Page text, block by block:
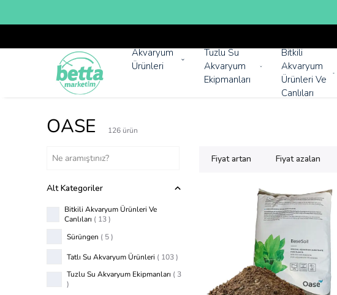
Akvaryum
Ürünleri
Tuzlu Su
Akvaryum
Ekipmanları
Bitkili
Akvaryum
Ürünleri Ve
Canlıları
OASE 126 ürün
Fiyat artan Fiyat azalan
Alt Kategoriler
Bitkili Akvaryum Ürünleri Ve
Canlıları ( 13)
Sürüngen ( 5)
Tatlı Su Akvaryum Ürünleri ( 103)
Tuzlu Su Akvaryum Ekipmanları ( 3
)